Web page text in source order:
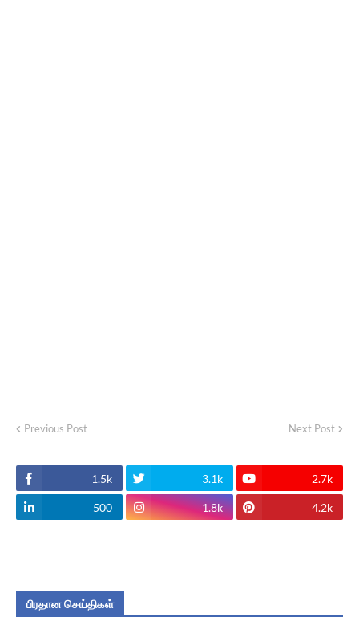
Previous Post Next Post
1.5k 3.1k 2.7k
500 1.8k 4.2k
பிரதான செய்திகள்